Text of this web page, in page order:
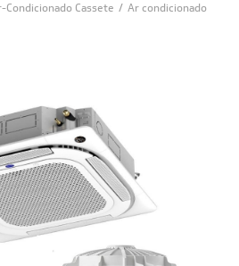
Condicionado Cassete / Ar condicionado